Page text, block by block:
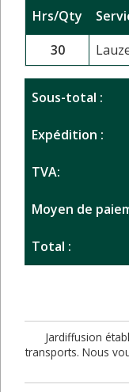
Hrs/Qty
30
Sous-total :
Expédition :
TVA:
Moyen de
Total :
Jardiffusion
transports. Nous